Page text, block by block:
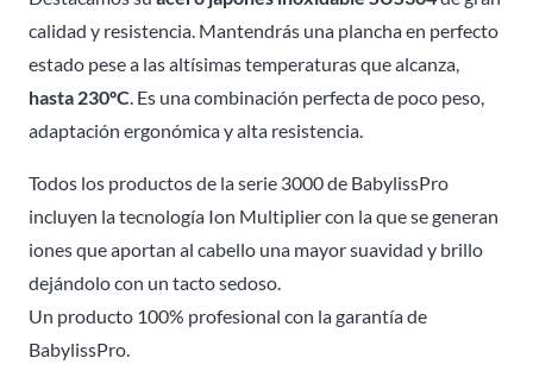
calidad y resistencia. Mantendrás una plancha en perfecto
estado pese a las altísimas temperaturas que alcanza,
hasta 230ºC. Es una combinación perfecta de poco peso,
adaptación ergonómica y alta resistencia.
Todos los productos de la serie 3000 de BabylissPro
incluyen la tecnología Ion Multiplier con la que se generan
iones que aportan al cabello una mayor suavidad y brillo
dejándolo con un tacto sedoso.
Un producto 100% profesional con la garantía de
BabylissPro.